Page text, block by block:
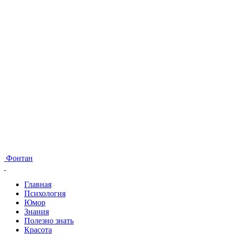
Фонтан
Главная
Психология
Юмор
Знания
Полезно знать
Красота